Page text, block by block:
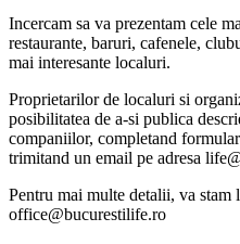
Incercam sa va prezentam cele
restaurante, baruri, cafenele,
mai interesante localuri.
Proprietarilor de localuri si
posibilitatea de a-si publica
companiilor, completand
trimitand un email pe adresa
Pentru mai multe detalii, va stam
office@bucurestilife.ro